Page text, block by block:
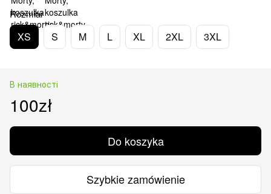
Rozmiar
XS S M L XL 2XL 3XL
В наявності
100zł
Do koszyka
Szybkie zamówienie